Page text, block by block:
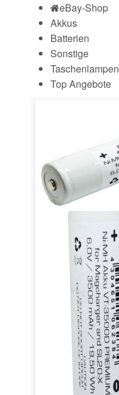
eBay-Shop
Akkus
Batterien
Sonstige
Taschenlampen
Top Angebote